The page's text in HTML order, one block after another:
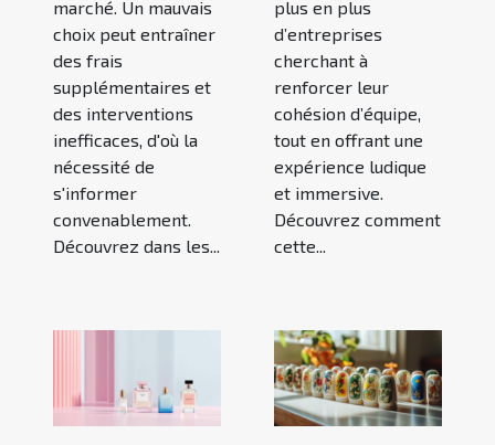
marché. Un mauvais
choix peut entraîner
des frais
supplémentaires et
des interventions
inefficaces, d'où la
nécessité de
s'informer
convenablement.
Découvrez dans les...
plus en plus
d’entreprises
cherchant à
renforcer leur
cohésion d’équipe,
tout en offrant une
expérience ludique
et immersive.
Découvrez comment
cette...